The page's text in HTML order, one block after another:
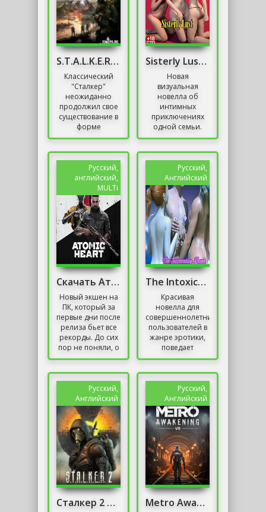
S.T.A.L.K.E.R. Чистое Небо - Война Группировок
Классический
"Сталкер"
неожиданно
продолжил свое
существование в
форме
обновленного
ограничились
простым
ремастером;...
Sisterly Lust 18+
Новая
визуальная
новелла об
интимных
приключениях
одной семьи.
Описание Sisterly
визуальная
новелла от
автора
Perverteer,...
Русский,
английский,
MULTi
Скачать Атомик Харт На ПК
Новый экшен на
ПК, который за
первые дни после
релиза бьет все
рекорды. До сих
пор не поняли, о
чем идет речь?
Heart от...
Русский,
Английский
The Intoxicating Flavor
Красивая
новелла для
совершеннолетних
пользователей в
жанре эротики,
поведает
историю
оказался на
острове без связи
с внешним...
Русский,
Английский
Сталкер 2 Сердце Чернобыля / S.T.A.L.K.E.R. 2
Русский,
Английский
Metro Awakening без VR на ПК